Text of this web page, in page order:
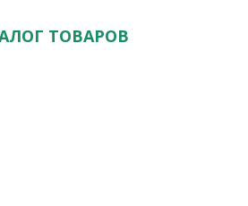
ТОВАРОВ